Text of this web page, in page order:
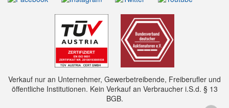
Verkauf nur an Unternehmer, Gewerbetreibende, Freiberufler und
öffentliche Institutionen. Kein Verkauf an Verbraucher i.S.d. § 13
BGB.